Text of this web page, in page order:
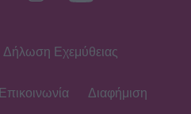
Δήλωση Εχεμύθειας
Επικοινωνία Διαφήμιση